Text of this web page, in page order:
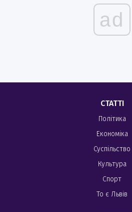
ad
СТАТТІ
Політика
Економіка
Суспільство
Культура
Спорт
То є Львів